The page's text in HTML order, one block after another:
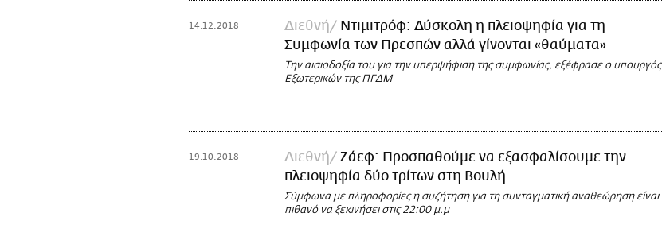
14.12.2018 Διεθνή
Ντιμιτρόφ: Δύσκολη η πλειοψηφία για τη
Συμφωνία των Πρεσπών αλλά γίνονται «θαύματα»
Την αισιοδοξία του για την υπερψήφιση της συμφωνίας, εξέφρασε ο υπουργός
Εξωτερικών της ΠΓΔΜ
19.10.2018 Διεθνή
Zάεφ: Προσπαθούμε να εξασφαλίσουμε την
πλειοψηφία δύο τρίτων στη Βουλή
Σύμφωνα με πληροφορίες η συζήτηση για τη συνταγματική αναθεώρηση είναι
πιθανό να ξεκινήσει στις 22:00 μ.μ